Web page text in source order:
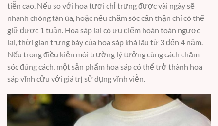
tiễn cao. Nếu so với hoa tươi chỉ trưng được vài ngày sẽ
nhanh chóng tàn úa, hoặc nếu chăm sóc cẩn thận chỉ có thể
giữ được 1 tuần. Hoa sáp lại có ưu điểm hoàn toàn ngược
lại, thời gian trưng bày của hoa sáp khá lâu từ 3 đến 4 năm.
Nếu trong điều kiện môi trường lý tưởng cùng cách chăm
sóc đúng cách, một sản phẩm hoa sáp có thể trở thành hoa
sáp vĩnh cửu với giá trị sử dụng vĩnh viễn.